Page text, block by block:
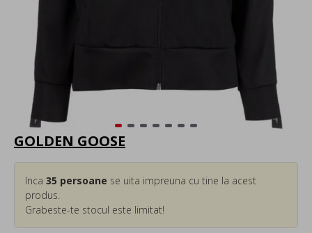
GOLDEN GOOSE
Inca 35 persoane se uita impreuna cu tine la acest
produs.
Grabeste-te stocul este limitat!